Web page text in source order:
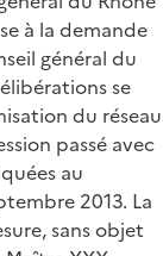
à la demande
général du
se
du réseau
passé avec
au
2013. La
sans objet